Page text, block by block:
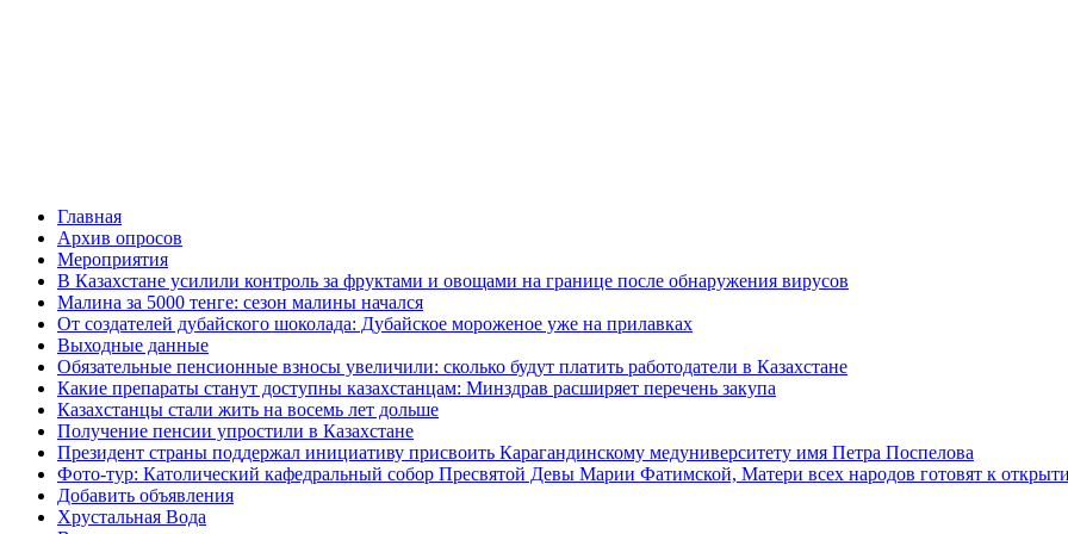
Главная
Архив опросов
Мероприятия
В Казахстане усилили контроль за фруктами и овощами на границе после обнаружения вирусов
Малина за 5000 тенге: сезон малины начался
От создателей дубайского шоколада: Дубайское мороженое уже на прилавках
Выходные данные
Обязательные пенсионные взносы увеличили: сколько будут платить работодатели в Казахстане
Какие препараты станут доступны казахстанцам: Минздрав расширяет перечень закупа
Казахстанцы стали жить на восемь лет дольше
Получение пенсии упростили в Казахстане
Президент страны поддержал инициативу присвоить Карагандинскому медуниверситету имя Петра Поспелова
Фото-тур: Католический кафедральный собор Пресвятой Девы Марии Фатимской, Матери всех народов готовят к
Добавить объявления
Хрустальная Вода